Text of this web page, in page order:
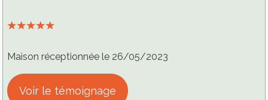
⭑⭑⭑⭑⭑
Maison réceptionnée le 26/05/2023
Voir le témoignage